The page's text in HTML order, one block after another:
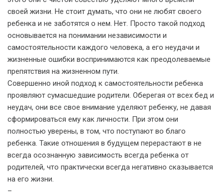
своей жизни. Не стоит думать, что они не любят своего
ребенка и не заботятся о нем. Нет. Просто такой подход
основывается на понимании независимости и
самостоятельности каждого человека, а его неудачи и
жизненные ошибки воспринимаются как преодолеваемые
препятствия на жизненном пути.
Совершенно иной подход к самостоятельности ребенка
проявляют сумасшедшие родители. Оберегая от всех бед и
неудач, они все свое внимание уделяют ребенку, не давая
сформироваться ему как личности. При этом они
полностью уверены, в том, что поступают во благо
ребенка. Такие отношения в будущем перерастают в не
всегда осознанную зависимость всегда ребенка от
родителей, что практически всегда негативно сказывается
на его жизни.